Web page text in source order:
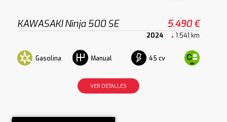
KAWASAKI Ninja 500 SE 5.490 €
2024 1.541 km
Gasolina Manual 45 cv
VER DETALLES